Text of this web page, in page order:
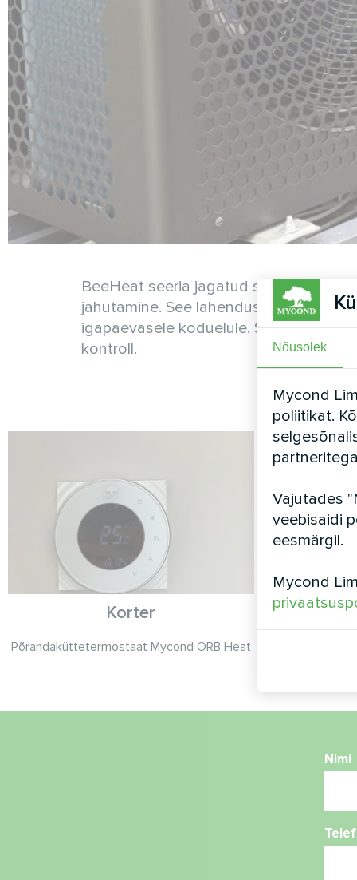
BeeHeat seeria jagatud
jahutamine. See lahendus tagab
igapäevasele koduelule. Süsteem
kontroll.
Korter
Põrandaküttetermostaat Mycond ORB Heat
Nimi
Nõusolek
Mycond
poliitikat.
Vajutades
veebisaidi
eesmärgil.
Mycond